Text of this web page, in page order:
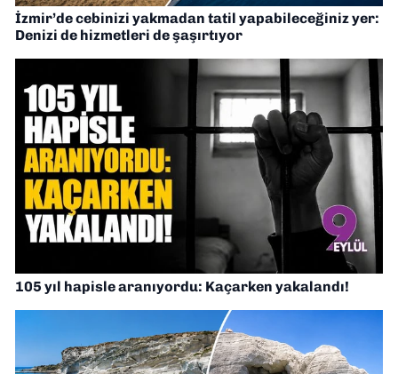
İzmir’de cebinizi yakmadan tatil yapabileceğiniz yer:
Denizi de hizmetleri de şaşırtıyor
105 yıl hapisle aranıyordu: Kaçarken yakalandı!